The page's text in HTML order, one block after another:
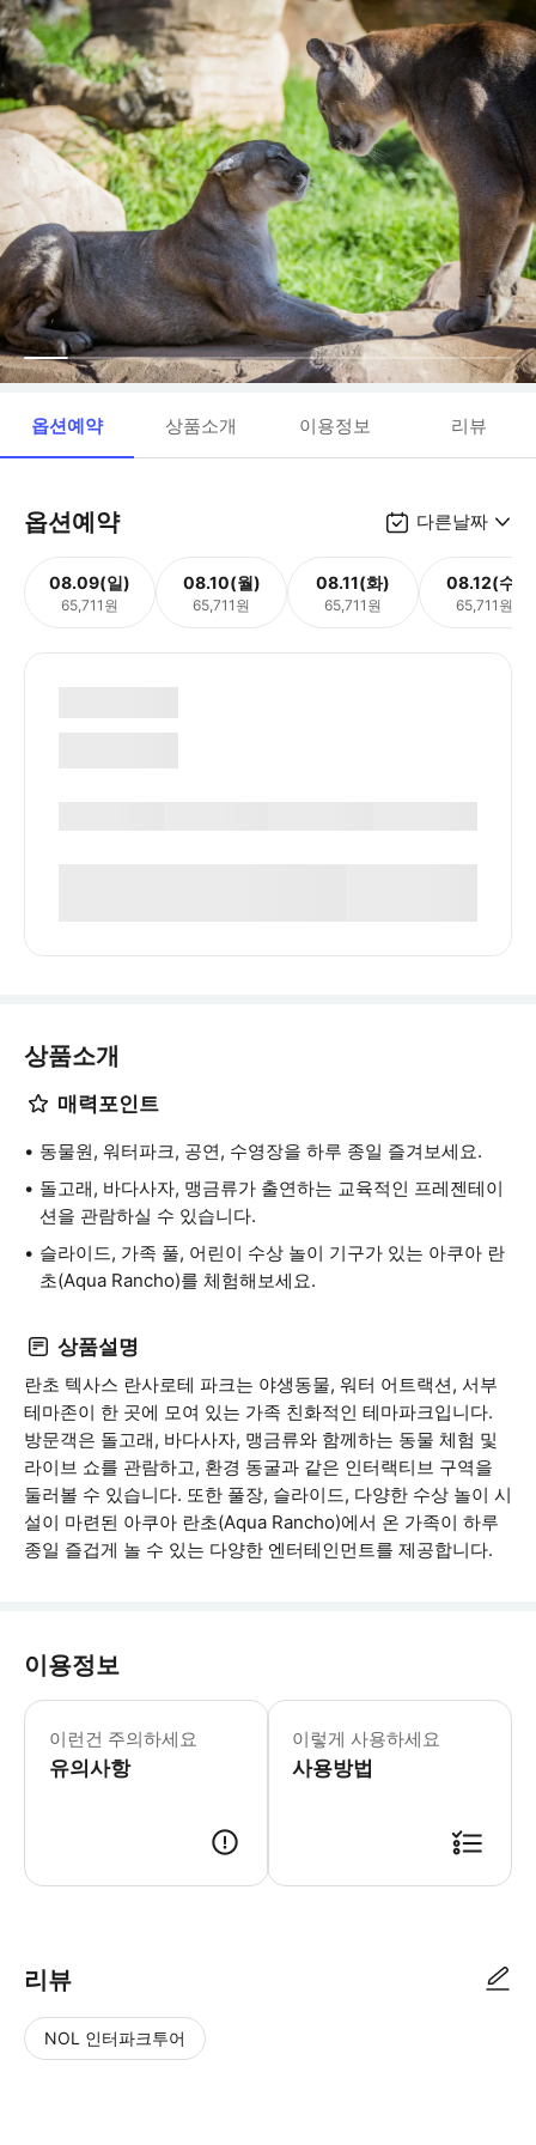
옵션예약 상품소개 이용정보 리뷰
옵션예약 다른날짜
08.09(일)
65,711원
08.10(월)
65,711원
08.11(화)
65,711원
08.12(수)
65,711원
상품소개
매력포인트
동물원, 워터파크, 공연, 수영장을 하루 종일 즐겨보세요.
돌고래, 바다사자, 맹금류가 출연하는 교육적인 프레젠테이
션을 관람하실 수 있습니다.
슬라이드, 가족 풀, 어린이 수상 놀이 기구가 있는 아쿠아 란
초(Aqua Rancho)를 체험해보세요.
상품설명
란초 텍사스 란사로테 파크는 야생동물, 워터 어트랙션, 서부
테마존이 한 곳에 모여 있는 가족 친화적인 테마파크입니다.
방문객은 돌고래, 바다사자, 맹금류와 함께하는 동물 체험 및
라이브 쇼를 관람하고, 환경 동굴과 같은 인터랙티브 구역을
둘러볼 수 있습니다. 또한 풀장, 슬라이드, 다양한 수상 놀이 시
설이 마련된 아쿠아 란초(Aqua Rancho)에서 온 가족이 하루
종일 즐겁게 놀 수 있는 다양한 엔터테인먼트를 제공합니다.
이용정보
이런건 주의하세요
유의사항
어린이 규정: - 3세 미만 어린이는 무
이렇게 사용하세요
사용방법
리뷰
NOL 인터파크투어